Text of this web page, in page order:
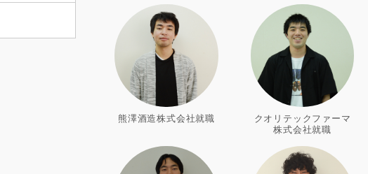
熊澤酒造株式会社就職
クオリテックファーマ
株式会社就職